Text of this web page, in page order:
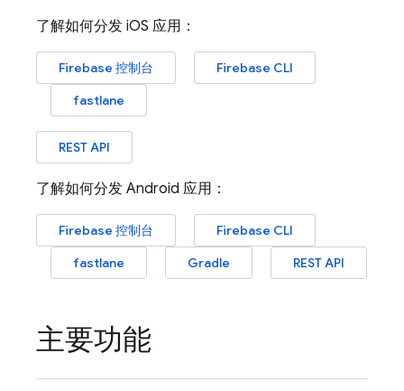
了解如何分发 iOS 应用：
Firebase 控制台 Firebase CLI
fastlane
REST API
了解如何分发 Android 应用：
Firebase 控制台 Firebase CLI
fastlane
Gradle REST API
主要功能